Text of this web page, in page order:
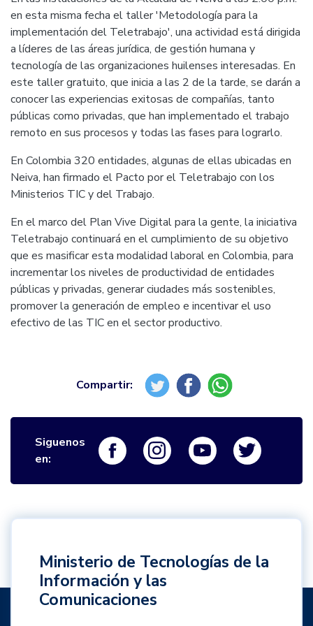
en esta misma fecha el taller 'Metodología para la
implementación del Teletrabajo', una actividad está dirigida
a líderes de las áreas jurídica, de gestión humana y
tecnología de las organizaciones huilenses interesadas. En
este taller gratuito, que inicia a las 2 de la tarde, se darán a
conocer las experiencias exitosas de compañías, tanto
públicas como privadas, que han implementado el trabajo
remoto en sus procesos y todas las fases para lograrlo.
En Colombia 320 entidades, algunas de ellas ubicadas en
Neiva, han firmado el Pacto por el Teletrabajo con los
Ministerios TIC y del Trabajo.
En el marco del Plan Vive Digital para la gente, la iniciativa
Teletrabajo continuará en el cumplimiento de su objetivo
que es masificar esta modalidad laboral en Colombia, para
incrementar los niveles de productividad de entidades
públicas y privadas, generar ciudades más sostenibles,
promover la generación de empleo e incentivar el uso
efectivo de las TIC en el sector productivo.
Siguenos
en:
Logo FacebookLogo InstagramLogo Youtube
Ministerio de Tecnologías de la
Información y las
Comunicaciones